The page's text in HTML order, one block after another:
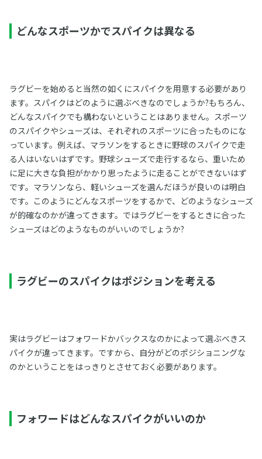
どんなスポーツかでスパイクは異なる
ラグビーを始めると当然の如くにスパイクを用意する必要があり
ます。スパイクはどのように選ぶべきなのでしょうか?もちろん、
どんなスパイクでも構わないということはありません。スポーツ
のスパイクやシューズは、それぞれのスポーツに合ったものにな
っています。例えば、マラソンをするときに野球のスパイクで走
る人はいないはずです。野球シューズで走行するなら、重いため
に足に大きな負担がかかり思ったように走ることができないはず
です。マラソンなら、軽いシューズを選んだほうが良いのは明白
です。このようにどんなスポーツをするかで、どのようなシューズ
が的確なのかが違ってきます。ではラグビーをするときに合った
シューズはどのようなものがいいのでしょうか?
ラグビーのスパイクはポジションを考える
実はラグビーはフォワードかバックスなのかによって選ぶべきス
パイクが違ってきます。ですから、自分がどのポジショニングな
のかということをはっきりとさせておく必要があります。
フォワードはどんなスパイクがいいのか